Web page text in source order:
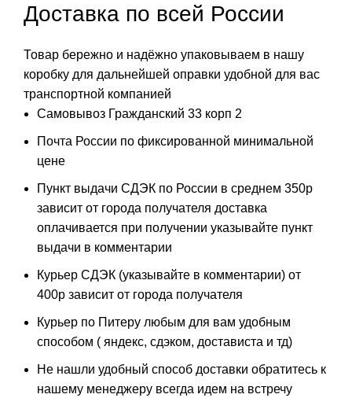
Доставка по всей России
Товар бережно и надёжно упаковываем в нашу
коробку для дальнейшей оправки удобной для вас
транспортной компанией
Самовывоз Гражданский 33 корп 2
Почта России по фиксированной минимальной
цене
Пункт выдачи СДЭК по России в среднем 350р
зависит от города получателя доставка
оплачивается при получении указывайте пункт
выдачи в комментарии
Курьер СДЭК (указывайте в комментарии) от
400р зависит от города получателя
Курьер по Питеру любым для вам удобным
способом ( яндекс, сдэком, достависта и тд)
Не нашли удобный способ доставки обратитесь к
нашему менеджеру всегда идем на встречу